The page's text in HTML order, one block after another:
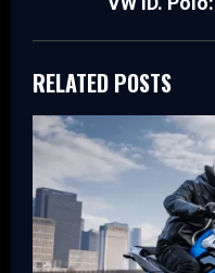
RELATED POSTS